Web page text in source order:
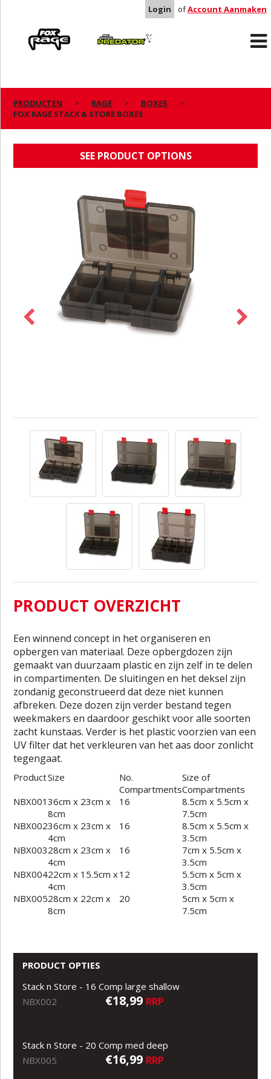
Login ofAccount Aanmaken
Predator
PRODUCTEN RAGE
BOXES
FOX RAGE STACK & STORE BOXES
SEE PRODUCT OPTIONS
PRODUCT OVERZICHT
Een winnend concept in het organiseren en
opbergen van materiaal. Deze opbergdozen zijn
gemaakt van duurzaam plastic en zijn zelf in te delen
in compartimenten. De sluitingen en het deksel zijn
zondanig geconstrueerd dat deze niet kunnen
afbreken. Deze dozen zijn verder bestand tegen
weekmakers en daardoor geschikt voor alle soorten
zacht kunstaas. Verder is het plastic voorzien van een
UV filter dat het verkleuren van het aas door zonlicht
tegengaat.
ProductSize
No.
Compartments
Size of
Compartments
NBX00136cm x 23cm x
8cm
16
8.5cm x 5.5cm x
7.5cm
NBX00236cm x 23cm x
4cm
16
8.5cm x 5.5cm x
3.5cm
NBX00328cm x 23cm x
4cm
16
7cm x 5.5cm x
3.5cm
NBX00422cm x 15.5cm x
4cm
12
5.5cm x 5cm x
3.5cm
NBX00528cm x 22cm x
8cm
20
5cm x 5cm x
7.5cm
PRODUCT OPTIES
Stack n Store - 16 Comp large shallow
NBX002
€18,99 RRP
Stack n Store - 20 Comp med deep
NBX005
€16,99 RRP